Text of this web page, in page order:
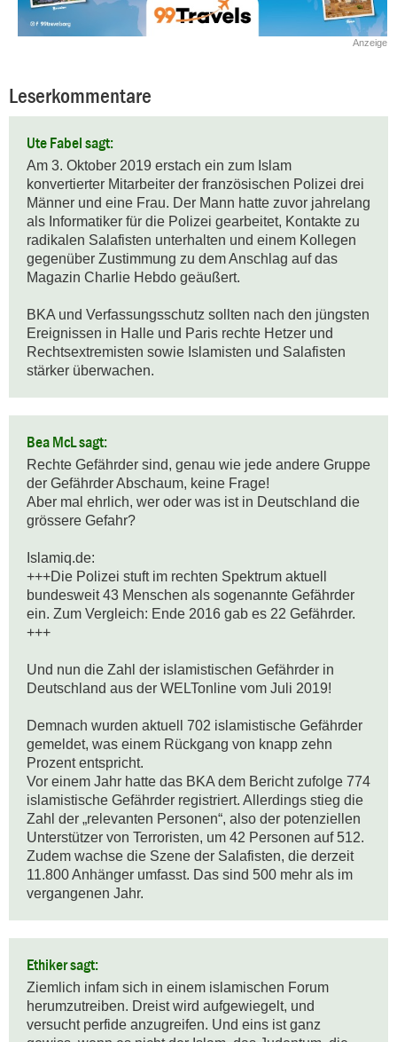
Anzeige
Leserkommentare
Ute Fabel sagt:
Am 3. Oktober 2019 erstach ein zum Islam
konvertierter Mitarbeiter der französischen Polizei drei
Männer und eine Frau. Der Mann hatte zuvor jahrelang
als Informatiker für die Polizei gearbeitet, Kontakte zu
radikalen Salafisten unterhalten und einem Kollegen
gegenüber Zustimmung zu dem Anschlag auf das
Magazin Charlie Hebdo geäußert.
BKA und Verfassungsschutz sollten nach den jüngsten
Ereignissen in Halle und Paris rechte Hetzer und
Rechtsextremisten sowie Islamisten und Salafisten
stärker überwachen.
Bea McL sagt:
Rechte Gefährder sind, genau wie jede andere Gruppe
der Gefährder Abschaum, keine Frage!
Aber mal ehrlich, wer oder was ist in Deutschland die
grössere Gefahr?
Islamiq.de:
+++Die Polizei stuft im rechten Spektrum aktuell
bundesweit 43 Menschen als sogenannte Gefährder
ein. Zum Vergleich: Ende 2016 gab es 22 Gefährder.
+++
Und nun die Zahl der islamistischen Gefährder in
Deutschland aus der WELTonline vom Juli 2019!
Demnach wurden aktuell 702 islamistische Gefährder
gemeldet, was einem Rückgang von knapp zehn
Prozent entspricht.
Vor einem Jahr hatte das BKA dem Bericht zufolge 774
islamistische Gefährder registriert. Allerdings stieg die
Zahl der „relevanten Personen“, also der potenziellen
Unterstützer von Terroristen, um 42 Personen auf 512.
Zudem wachse die Szene der Salafisten, die derzeit
11.800 Anhänger umfasst. Das sind 500 mehr als im
vergangenen Jahr.
Ethiker sagt:
Ziemlich infam sich in einem islamischen Forum
herumzutreiben. Dreist wird aufgewiegelt, und
versucht perfide anzugreifen. Und eins ist ganz